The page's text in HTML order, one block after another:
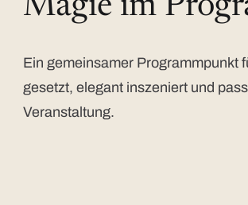
Magie im
Ein gemeinsamer Programmpunkt
gesetzt, elegant inszeniert und
Veranstaltung.